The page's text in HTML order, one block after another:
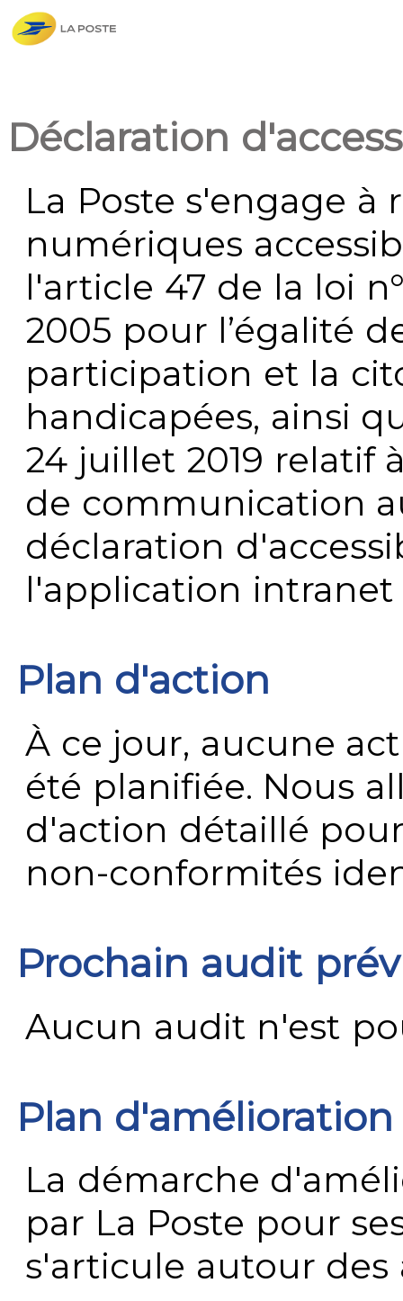
Déclaration
La Poste s'engage à
numériques
l'article 47 de la loi
2005 pour l’égalité
participation et la
handicapées, ainsi
24 juillet 2019 relatif
de communication
déclaration
l'application
Plan d'action
À ce jour, aucune
été planifiée. Nous
d'action détaillé
non-conformités
Prochain audit
Aucun audit n'est
Plan
La démarche
par La Poste pour
s'articule autour des